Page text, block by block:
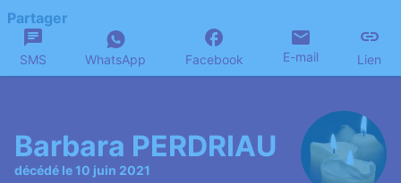
Partager
SMS WhatsApp Facebook E-mail Lien
Barbara PERDRIAU
décédé le 10 juin 2021